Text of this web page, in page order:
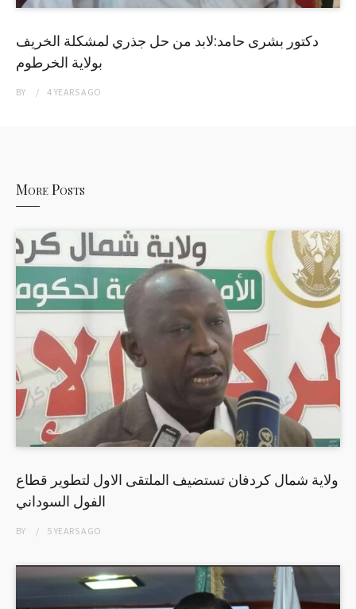
دكتور بشرى حامد:لابد من حل جذري لمشكلة الخريف
بولاية الخرطوم
BY 4 YEARSAGO
More Posts
ولاية شمال كردفان تستضيف الملتقى الاول لتطوير قطاع
الفول السوداني
BY 5 YEARSAGO